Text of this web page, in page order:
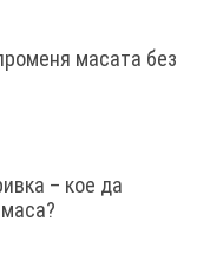
масата без
– кое да